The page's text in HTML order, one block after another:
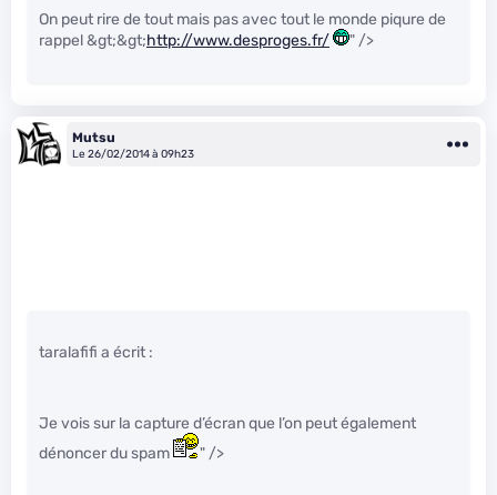
On peut rire de tout mais pas avec tout le monde piqure de
rappel &gt;&gt;http://www.desproges.fr/ " />
Mutsu
Le 26/02/2014 à 09h23
taralafifi a écrit :
Je vois sur la capture d’écran que l’on peut également
dénoncer du spam
" />